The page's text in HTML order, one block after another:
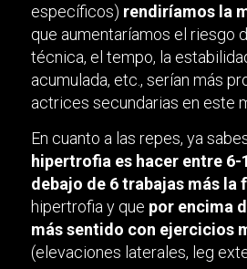
específicos) rendiríamos la
que aumentaríamos el riesgo
técnica, el tempo, la
acumulada, etc., serían más
actrices secundarias en este
En cuanto a las repes, ya
hipertrofia es hacer entre 6-
debajo de 6 trabajas más la
hipertrofia y que por encima
más sentido con ejercicios
(elevaciones laterales, leg